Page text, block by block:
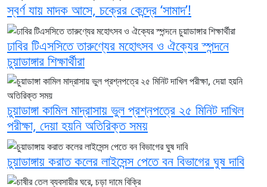
স্বর্ণ যায় মাদক আসে, চক্রের কেন্দ্রে ‘সামাদ’!
ঢাবির টিএসসিতে তারুণ্যের মহোৎসব ও ঐক্যের স্পন্দনে
চুয়াডাঙ্গার শিক্ষার্থীরা
চুয়াডাঙ্গা কামিল মাদ্রাসায় ভুল প্রশ্নপত্রে ২৫ মিনিট দাখিল
পরীক্ষা, দেয়া হয়নি অতিরিক্ত সময়
চুয়াডাঙ্গায় করাত কলের লাইসেন্স পেতে বন বিভাগের ঘুষ দাবি